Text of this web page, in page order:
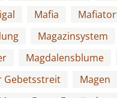
Mafia
Magazinsystem
Magdalensblume
Gebetsstreit
Magen